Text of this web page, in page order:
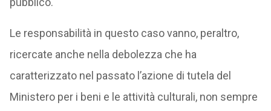
Le responsabilità in questo caso vanno, peraltro,
ricercate anche nella debolezza che ha
caratterizzato nel passato l’azione di tutela del
Ministero per i beni e le attività culturali, non sempre